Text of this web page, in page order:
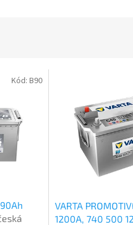
Kód: B90
VARTA
1200A, 740 500